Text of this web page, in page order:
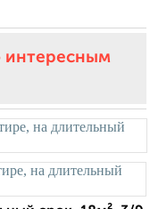
интересным